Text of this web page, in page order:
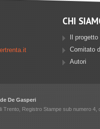
CHI
Il progetto
Comitato
Autori
De Gasperi
Trento, Registro Stampe sub numero 4,